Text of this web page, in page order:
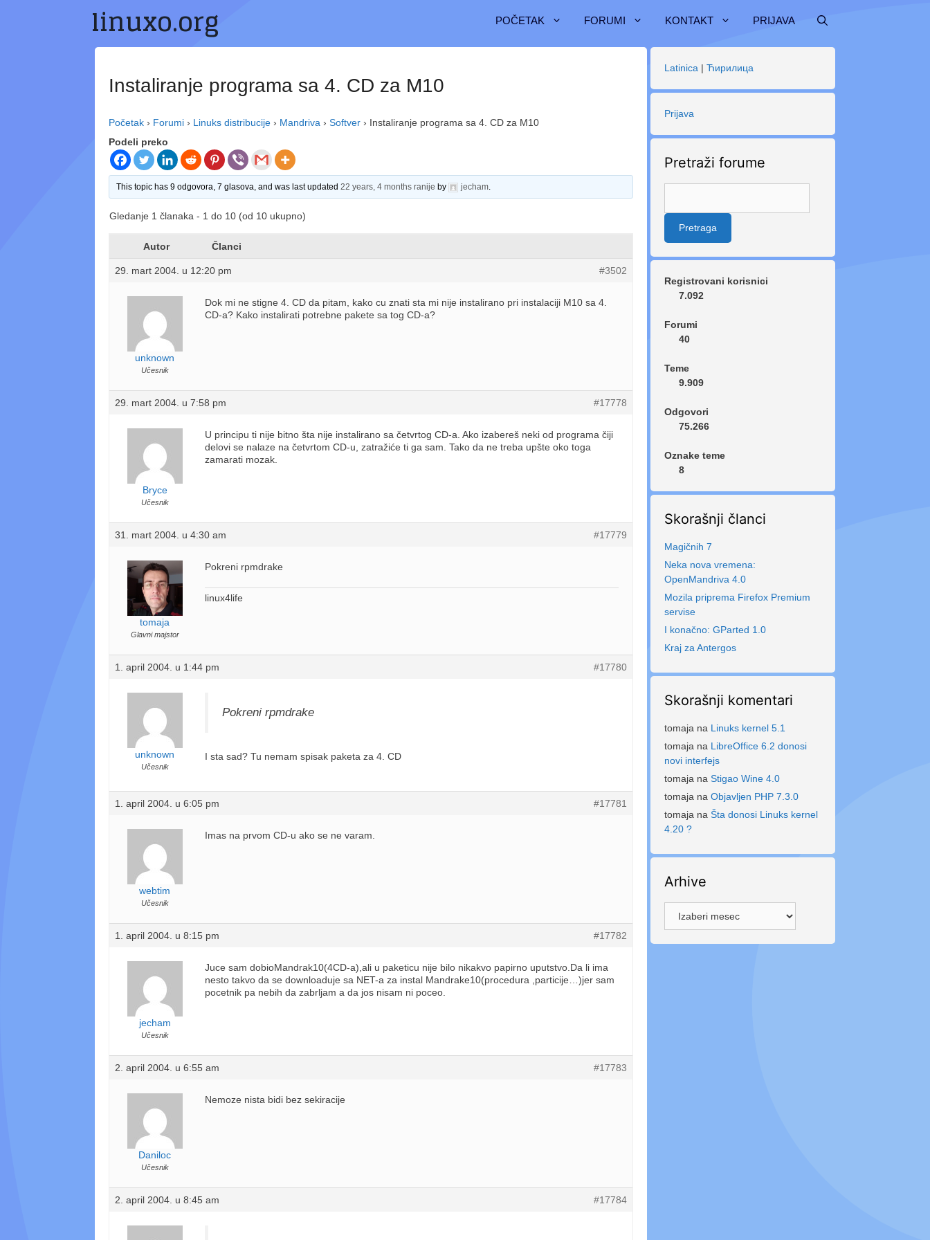
linuxo.org POČETAK FORUMI KONTAKT PRIJAVA
Instaliranje programa sa 4. CD za M10
Početak › Forumi › Linuks distribucije › Mandriva › Softver › Instaliranje programa sa 4. CD za M10
Podeli preko
This topic has 9 odgovora, 7 glasova, and was last updated22 years, 4 months ranije by jecham
Gledanje 1 članaka - 1 do 10 (od 10 ukupno)
Autor Članci
29. mart 2004. u 12:20 pm #3502
unknown
Učesnik
Dok mi ne stigne 4. CD da pitam, kako cu znati sta mi nije instalirano pri instalaciji M10 sa 4.
CD-a? Kako instalirati potrebne pakete sa tog CD-a?
29. mart 2004. u 7:58 pm #17778
Bryce
Učesnik
U principu ti nije bitno šta nije instalirano sa četvrtog CD-a. Ako izabereš neki od programa čiji
delovi se nalaze na četvrtom CD-u, zatražiće ti ga sam. Tako da ne treba upšte oko toga
zamarati mozak.
31. mart 2004. u 4:30 am #17779
tomaja
Glavni majstor
Pokreni rpmdrake
linux4life
1. april 2004. u 1:44 pm #17780
unknown
Učesnik
Pokreni rpmdrake
I sta sad? Tu nemam spisak paketa za 4. CD
1. april 2004. u 6:05 pm #17781
webtim
Učesnik
Imas na prvom CD-u ako se ne varam.
1. april 2004. u 8:15 pm #17782
jecham
Učesnik
Juce sam dobioMandrak10(4CD-a),ali u paketicu nije bilo nikakvo papirno uputstvo.Da li ima
nesto takvo da se downloaduje sa NET-a za instal Mandrake10(procedura ,particije…)jer sam
pocetnik pa nebih da zabrljam a da jos nisam ni poceo.
2. april 2004. u 6:55 am #17783
Daniloc
Učesnik
Nemoze nista bidi bez sekiracije
2. april 2004. u 8:45 am #17784
Latinica | Ћирилица
Prijava
Pretraži forume
Registrovani korisnici
7.092
Forumi
40
Teme
9.909
Odgovori
75.266
Oznake teme
8
Skorašnji članci
Magičnih 7
Neka nova vremena:
OpenMandriva 4.0
Mozila priprema Firefox Premium
servise
I konačno: GParted 1.0
Kraj za Antergos
Skorašnji komentari
tomaja na Linuks kernel 5.1
tomaja na LibreOffice 6.2 donosi
novi interfejs
tomaja na Stigao Wine 4.0
tomaja na Objavljen PHP 7.3.0
tomaja na Šta donosi Linuks kernel
4.20 ?
Arhive